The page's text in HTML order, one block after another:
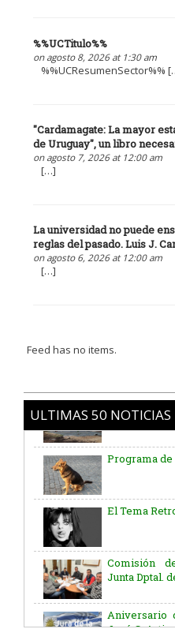
%%UCTitulo%%
on agosto 8, 2026 at 1:30 am
%%UCResumenSector%%
"Cardamagate: La mayor
de Uruguay", un libro
on agosto 7, 2026 at 12:00 am
[…]
La universidad no puede
reglas del pasado. Luis J.
on agosto 6, 2026 at 12:00 am
[…]
Feed has no items.
ULTIMAS 50 NOTICIAS
Junta Dptal.
José G.